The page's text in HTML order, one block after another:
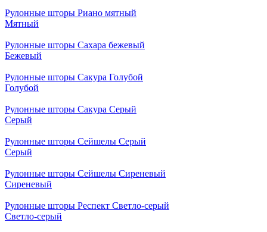
Рулонные шторы Риано мятный
Мятный
Рулонные шторы Сахара бежевый
Бежевый
Рулонные шторы Сакура Голубой
Голубой
Рулонные шторы Сакура Серый
Серый
Рулонные шторы Сейшелы Серый
Серый
Рулонные шторы Сейшелы Сиреневый
Сиреневый
Рулонные шторы Респект Светло-серый
Светло-серый